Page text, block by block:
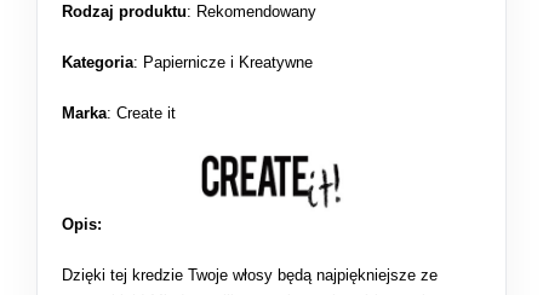
Rodzaj produktu: Rekomendowany
Kategoria: Papiernicze i Kreatywne
Marka: Create it
Opis:
Dzięki tej kredzie Twoje włosy będą najpiękniejsze ze